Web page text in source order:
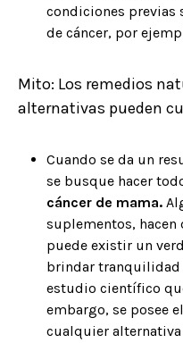
condiciones previas
de cáncer, por
Mito: Los remedios
alternativas pueden
Cuando se da un
se busque hacer
cáncer de mama.
suplementos, hacen
puede existir un
brindar tranquilidad
estudio científico
embargo, se posee
cualquier